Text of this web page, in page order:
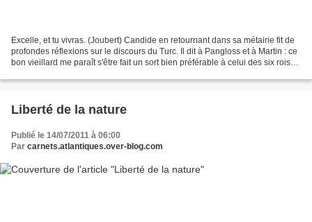
Excelle, et tu vivras. (Joubert) Candide en retournant dans sa métairie fit de
profondes réflexions sur le discours du Turc. Il dit à Pangloss et à Martin : ce
bon vieillard me paraît s'être fait un sort bien préférable à celui des six rois
Liberté de la nature
Publié le 14/07/2011 à 06:00
Par carnets.atlantiques.over-blog.com